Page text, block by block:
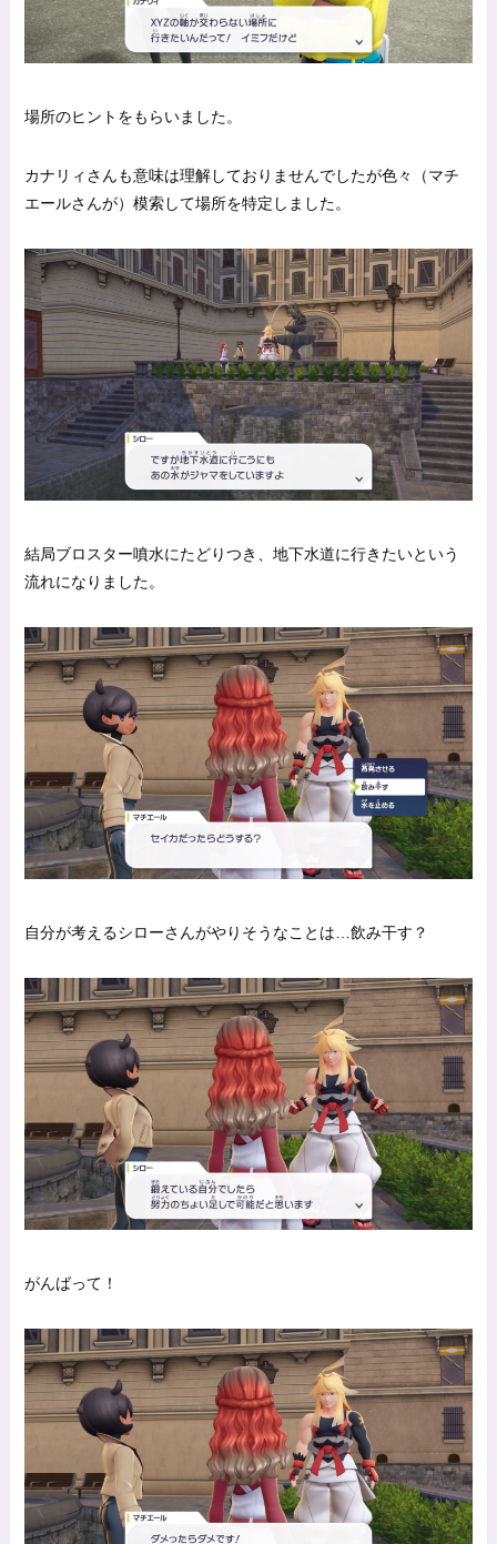
場所のヒントをもらいました。
カナリィさんも意味は理解しておりませんでしたが色々（マチ
エールさんが）模索して場所を特定しました。
結局ブロスター噴水にたどりつき、地下水道に行きたいという
流れになりました。
自分が考えるシローさんがやりそうなことは…飲み干す？
がんばって！